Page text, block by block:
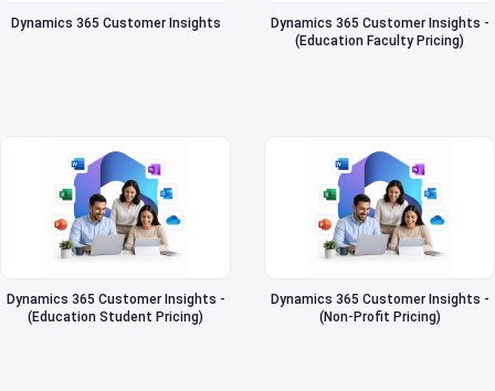
Dynamics 365 Customer Insights
Dynamics 365 Customer Insights -
(Education Faculty Pricing)
Dynamics 365 Customer Insights -
(Education Student Pricing)
Dynamics 365 Customer Insights -
(Non-Profit Pricing)